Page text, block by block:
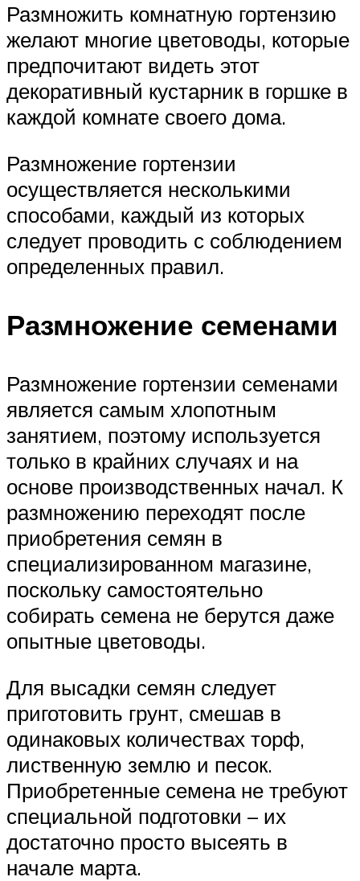
Размножить комнатную гортензию
желают многие цветоводы, которые
предпочитают видеть этот
декоративный кустарник в горшке в
каждой комнате своего дома.
Размножение гортензии
осуществляется несколькими
способами, каждый из которых
следует проводить с соблюдением
определенных правил.
Размножение семенами
Размножение гортензии семенами
является самым хлопотным
занятием, поэтому используется
только в крайних случаях и на
основе производственных начал. К
размножению переходят после
приобретения семян в
специализированном магазине,
поскольку самостоятельно
собирать семена не берутся даже
опытные цветоводы.
Для высадки семян следует
приготовить грунт, смешав в
одинаковых количествах торф,
лиственную землю и песок.
Приобретенные семена не требуют
специальной подготовки – их
достаточно просто высеять в
начале марта.